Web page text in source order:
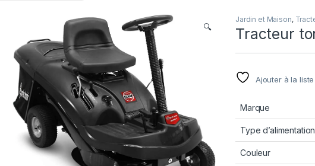
🔍
Jardin et Maison,
Tracteur
Ajouter à la liste
Marque
Type d’alimentation
Couleur